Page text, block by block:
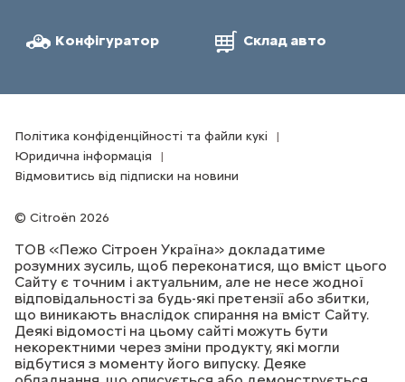
Конфігуратор Склад авто
Citroën 2026
Політика конфіденційності та файли кукі
Юридична інформація
Відмовитись від підписки на новини
ТОВ «Пежо Сітроен Україна» докладатиме
розумних зусиль, щоб переконатися, що вміст цього
Сайту є точним і актуальним, але не несе жодної
відповідальності за будь-які претензії або збитки,
що виникають внаслідок спирання на вміст Сайту.
Деякі відомості на цьому сайті можуть бути
некоректними через зміни продукту, які могли
відбутися з моменту його випуску. Деяке